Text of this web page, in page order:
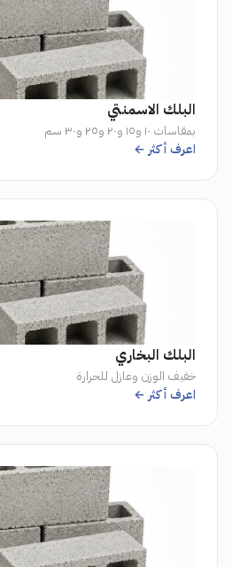
البلك الاسمنتي
بمقاسات ١٠ و١٥ و٢٠ و٢٥ و٣٠ سم
اعرف أكثر ←
البلك البخاري
خفيف الوزن وعازل للحرارة
اعرف أكثر ←